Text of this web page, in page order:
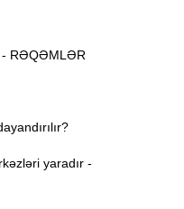
- RƏQƏMLƏR
yaradır -